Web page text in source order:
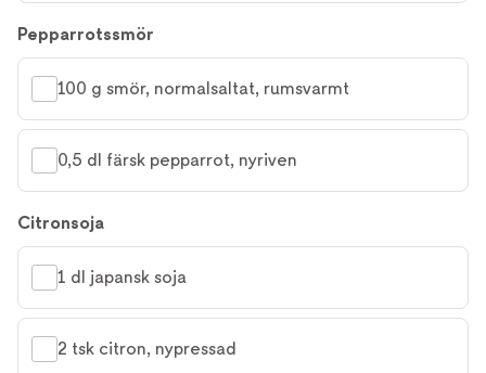
Pepparrotssmör
100 g smör, normalsaltat, rumsvarmt
0,5 dl färsk pepparrot, nyriven
Citronsoja
1 dl japansk soja
2 tsk citron, nypressad